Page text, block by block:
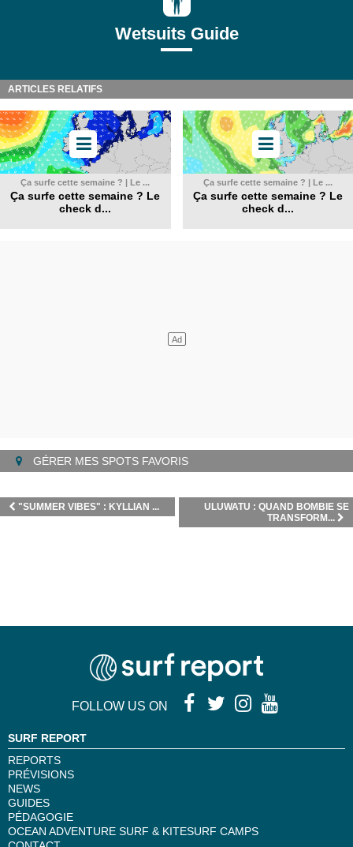
Wetsuits Guide
ARTICLES RELATIFS
Ça surfe cette semaine ? | Le ...
Ça surfe cette semaine ? Le
check d...
Ça surfe cette semaine ? | Le ...
Ça surfe cette semaine ? Le
check d...
GÉRER MES SPOTS FAVORIS
ULUWATU : QUAND BOMBIE SE
TRANSFORM...
"SUMMER VIBES" : KYLLIAN ...
FOLLOW US ON
SURF REPORT
REPORTS
PRÉVISIONS
NEWS
GUIDES
PÉDAGOGIE
OCEAN ADVENTURE SURF & KITESURF CAMPS